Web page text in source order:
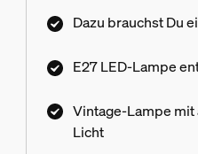
Dazu brauchst Du
E27 LED-Lampe
Vintage-Lampe
Licht